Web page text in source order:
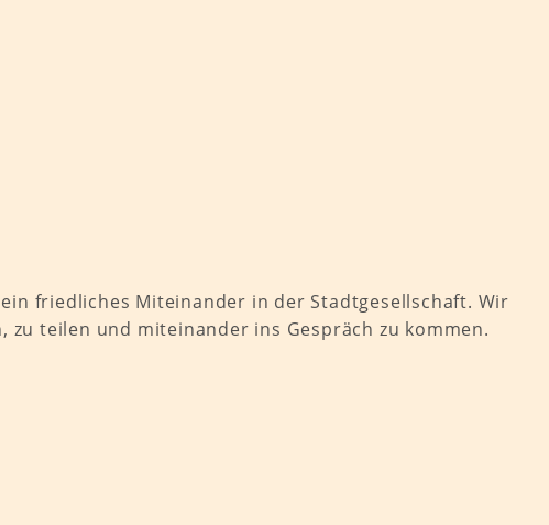
friedliches Miteinander in der Stadtgesellschaft. Wir
teilen und miteinander ins Gespräch zu kommen.